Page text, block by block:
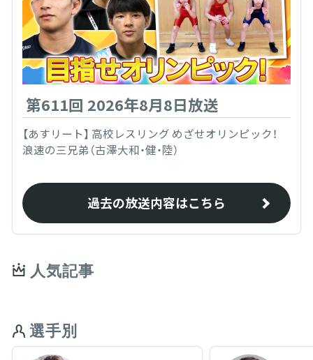
第611回 2026年8月8日放送
【あすリート】 高校レスリング めざせオリンピック！
浪速の三兄弟（古澤大和・健・陸）
過去の放送内容はこちら
人気記事
選手別